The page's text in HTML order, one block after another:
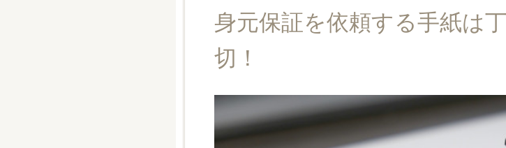
身元保証を依頼する手紙は
切！